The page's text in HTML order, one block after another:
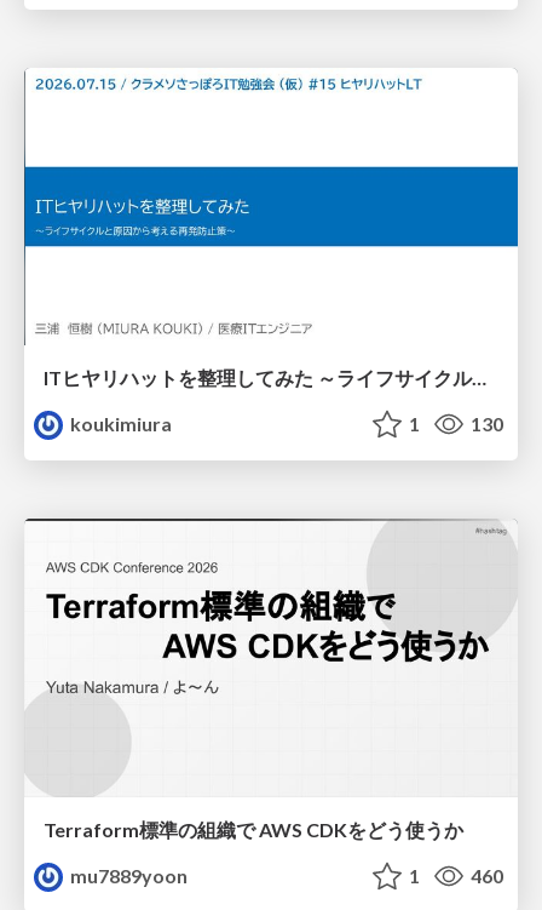
ITヒヤリハットを整理してみた ～ライフサイクルと原因から考える再発防止策～
koukimiura
1 130
Terraform標準の組織で AWS CDKをどう使うか
mu7889yoon
1 460